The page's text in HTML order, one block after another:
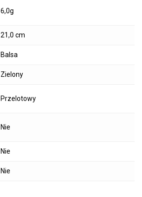
6,0g
21,0 cm
Balsa
Zielony
Przelotowy
Nie
Nie
Nie